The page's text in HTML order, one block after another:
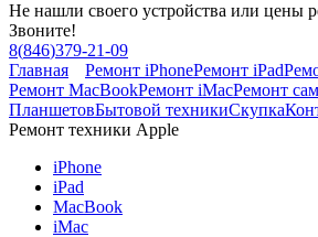
Не нашли своего устройства или цены
Звоните!
8(846)379-21-09
Главная
Ремонт iPhoneРемонт iPad
Ремонт MacBookРемонт iMacРемонт
ПланшетовБытовой техникиСкупка
Ремонт техники Apple
iPhone
iPad
MacBook
iMac